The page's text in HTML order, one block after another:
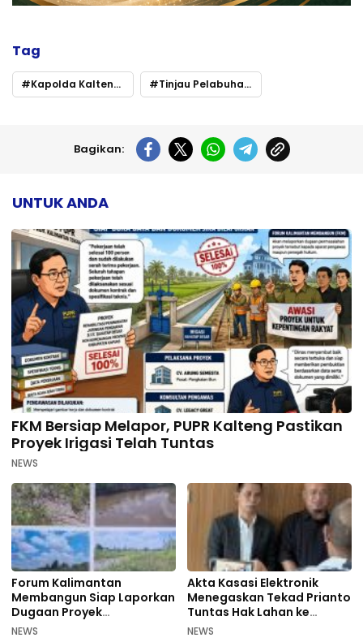
Tag
Kapolda Kalteng Pastikan Mudik Aman Keluarga Bahagia Tinjau Pelabuhan Sampit
Bagikan:
UNTUK ANDA
FKM Bersiap Melapor, PUPR Kalteng Pastikan
Proyek Irigasi Telah Tuntas
NEWS
Forum Kalimantan
Membangun Siap Laporkan
Dugaan Proyek
Bermasalah PUPR Kalteng
NEWS
Akta Kasasi Elektronik
Menegaskan Tekad Prianto
Tuntas Hak Lahan ke
Mahkamah Agung
NEWS